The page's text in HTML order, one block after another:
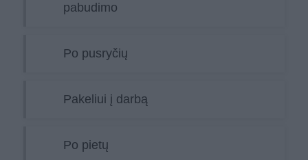
pabudimo
Po pusryčių
Pakeliui į darbą
Po pietų